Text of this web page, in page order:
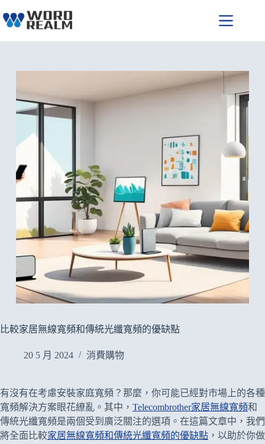
至
比較家居無線寬頻和傳統光纖寬頻的優缺點
20 5 月 2024 消費購物
有沒有在考慮安裝家庭寬頻？那麼，你可能已經對市場上的各種
寬頻解決方案眼花繚亂。其中， Telecombrother家居無線寬頻和
傳統光纖寬頻是兩個受到廣泛關注的選項。在這篇文章中，我們
將全面比較家居無線寬頻和傳統光纖寬頻的優缺點 ，以助於你做